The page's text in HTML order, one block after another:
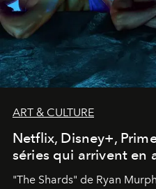
ART & CULTURE
Netflix, Disney+,
séries qui arrivent en
"The Shards" de Ryan